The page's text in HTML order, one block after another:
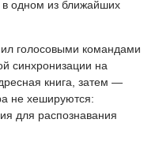
в одном из ближайших
голосовыми командами
синхронизации на
книга, затем —
не хешируются:
для распознавания